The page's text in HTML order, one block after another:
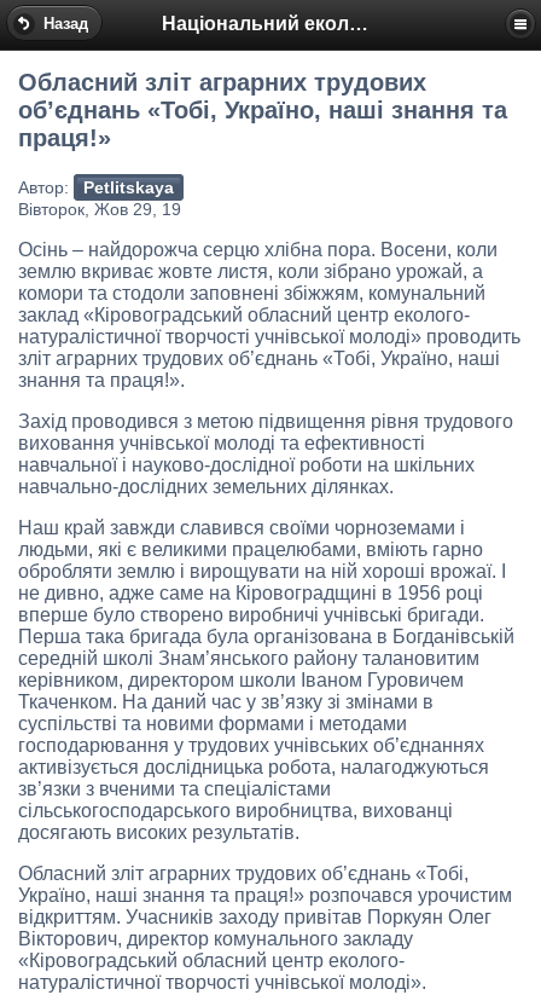
Назад Національний еколого-натуралістичний центр
Обласний зліт аграрних трудових
об’єднань «Тобі, Україно, наші знання та
праця!»
Автор:
Petlitskaya
Вівторок, Жов 29, 19
Осінь – найдорожча серцю хлібна пора. Восени, коли
землю вкриває жовте листя, коли зібрано урожай, а
комори та стодоли заповнені збіжжям, комунальний
заклад «Кіровоградський обласний центр еколого-
натуралістичної творчості учнівської молоді» проводить
зліт аграрних трудових об’єднань «Тобі, Україно, наші
знання та праця!».
Захід проводився з метою підвищення рівня трудового
виховання учнівської молоді та ефективності
навчальної і науково-дослідної роботи на шкільних
навчально-дослідних земельних ділянках.
Наш край завжди славився своїми чорноземами і
людьми, які є великими працелюбами, вміють гарно
обробляти землю і вирощувати на ній хороші врожаї. І
не дивно, адже саме на Кіровоградщині в 1956 році
вперше було створено виробничі учнівські бригади.
Перша така бригада була організована в Богданівській
середній школі Знам’янського району талановитим
керівником, директором школи Іваном Гуровичем
Ткаченком. На даний час у зв’язку зі змінами в
суспільстві та новими формами і методами
господарювання у трудових учнівських об’єднаннях
активізується дослідницька робота, налагоджуються
зв’язки з вченими та спеціалістами
сільськогосподарського виробництва, вихованці
досягають високих результатів.
Обласний зліт аграрних трудових об’єднань «Тобі,
Україно, наші знання та праця!» розпочався урочистим
відкриттям. Учасників заходу привітав Поркуян Олег
Вікторович, директор комунального закладу
«Кіровоградський обласний центр еколого-
натуралістичної творчості учнівської молоді».